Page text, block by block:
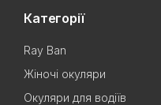
Категорії
Ray Ban
Жіночі окуляри
Окуляри для водіїв